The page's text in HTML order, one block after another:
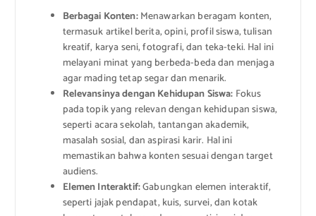
Berbagai Konten:Menawarkan beragam konten,
termasuk artikel berita, opini, profil siswa, tulisan
kreatif, karya seni, fotografi, dan teka-teki. Hal ini
melayani minat yang berbeda-beda dan menjaga
agar mading tetap segar dan menarik.
Relevansinya dengan Kehidupan Siswa: Fokus
pada topik yang relevan dengan kehidupan siswa,
seperti acara sekolah, tantangan akademik,
masalah sosial, dan aspirasi karir. Hal ini
memastikan bahwa konten sesuai dengan target
audiens.
Elemen Interaktif:Gabungkan elemen interaktif,
seperti jajak pendapat, kuis, survei, dan kotak